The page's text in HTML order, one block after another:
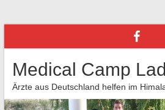
Medical Camp
Ärzte aus Deutschland helfen im